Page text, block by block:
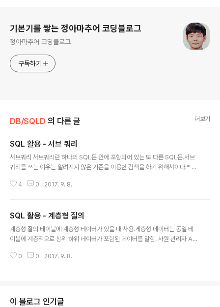
기본기를 쌓는 정아마추어 코딩블로그
정아마추어 코딩블로그
구독하기
DB/SQLD 의 다른 글 더보기
SQL 활용 - 서브 쿼리
서브쿼리 서브쿼리란 하나의 SQL문 안에 포함되어 있는 또 다른 SQL문.서브
쿼리를 쓰는 이유는 알려지지 않은 기준을 이용한 검색을 하기 위해서이다.* 서
럼사용 못함.서브쿼리를 사용해야할 때 조인을 사용하는 실수를 할 수 있다. *
이하.서브쿼리에서 ORDER BY 사용 불가. 메인쿼리의 마지막 문장에 위치해
야 함.123456789101112131415161718192021222324252627282
9303132333435363738394041424344454647484950515..
4 0 2017. 9. 8.
SQL 활용 - 계층형 질의
계층형 질의 테이블에 계층형 테이터가 있을 때 사용.게층형 데이터는 동일 테
이블에 계층적으로 상위 하위 데이터가 포함된 데이터를 말함. 사원 관리자 A B
SELECT LEVEL, LPAD(' ', 4*(LEVEL-1) || EMPNO 사원, MGR 관리자, C
ONNECT_BY_ISLEAF : 전개 과정에서 해당 데이터가 리프데이터면 1, 그렇..
0 0 2017. 9. 8.
이 블로그 인기글